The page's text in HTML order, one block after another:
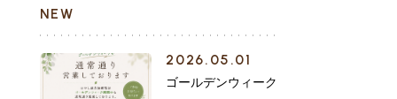
NEW
2026.05.01
ゴールデンウィーク